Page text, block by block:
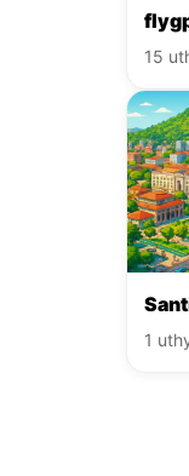
15
1